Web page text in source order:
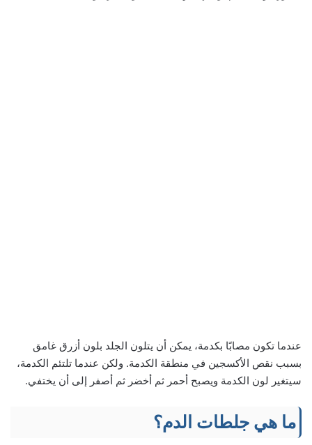
عندما تكون مصابًا بكدمة، يمكن أن يتلون الجلد بلون أزرق غامق
بسبب نقص الأكسجين في منطقة الكدمة. ولكن عندما تلتئم الكدمة،
سيتغير لون الكدمة ويصبح أحمر ثم أخضر ثم ​​أصفر إلى أن يختفي.
ما هي جلطات الدم؟